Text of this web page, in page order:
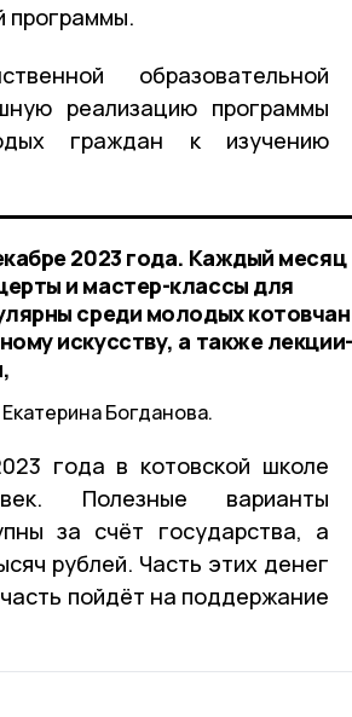
программы.
образовательной
реализацию программы
граждан к изучению
2023 года. Каждый
и мастер-классы для
среди молодых котовчан
искусству, а также лекции-
Богданова.
года в котовской школе
Полезные варианты
за счёт государства, а
рублей. Часть этих денег
пойдёт на поддержание